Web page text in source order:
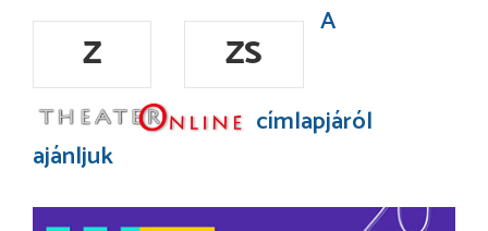
Z
ZS
A
címlapjáról
ajánljuk